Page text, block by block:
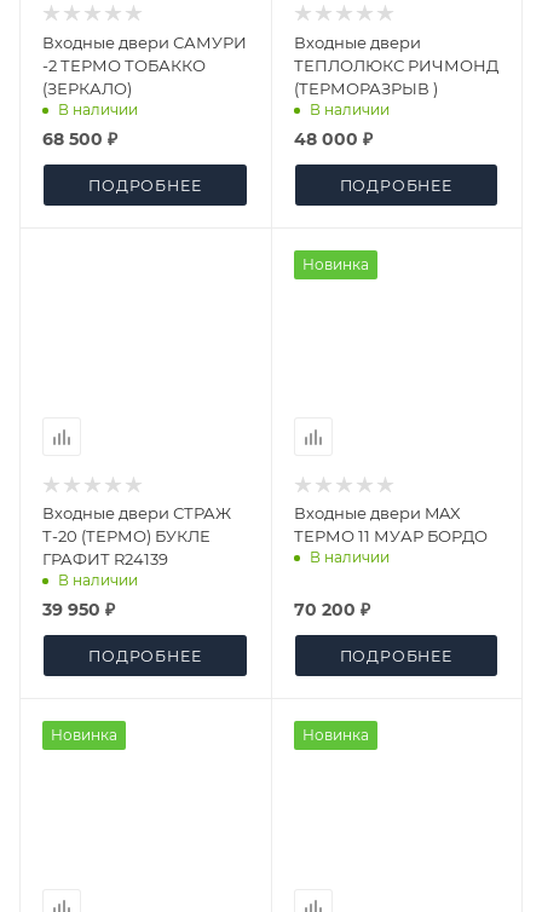
Входные двери САМУРИ
-2 ТЕРМО ТОБАККО
(ЗЕРКАЛО)
В наличии
68 500 ₽
ПОДРОБНЕЕ
Входные двери
ТЕПЛОЛЮКС РИЧМОНД
(ТЕРМОРАЗРЫВ )
В наличии
48 000 ₽
ПОДРОБНЕЕ
Входные двери СТРАЖ
Т-20 (ТЕРМО) БУКЛЕ
ГРАФИТ R24139
В наличии
39 950 ₽
ПОДРОБНЕЕ
Новинка
Входные двери MAX
ТЕРМО 11 МУАР БОРДО
В наличии
70 200 ₽
ПОДРОБНЕЕ
Новинка Новинка